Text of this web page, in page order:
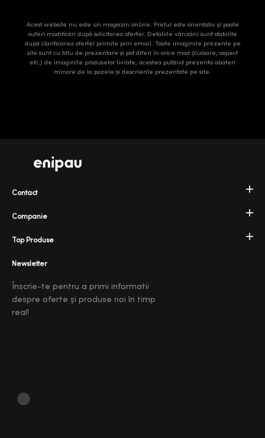
Acest website nu este un magazin online. Prețul este orientativ și poate
suferi modificări după solicitarea ofertei. Detaliile vânzării sunt stabilite
după clarificarea ofertei primite prin email. Toate imaginile prezente pe
site sunt cu titlu de prezentare și pot diferi în orice mod (culoare, aspect
etc.) de imaginile produselor livrate, acestea putând prezenta abateri
minore de la pozele și descrierile prezentate pe site.
Companie
Top Produse
Contact
Newsletter
Înscrie-te pentru a primi informatii
despre oferte și produse noi în timp
real!